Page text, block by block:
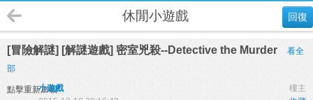
回復
休閒小遊戲
[冒險解謎] [解謎遊戲] 密室兇殺--Detective the Murder
看全
部
點擊重新加載 樓主
小遊戲